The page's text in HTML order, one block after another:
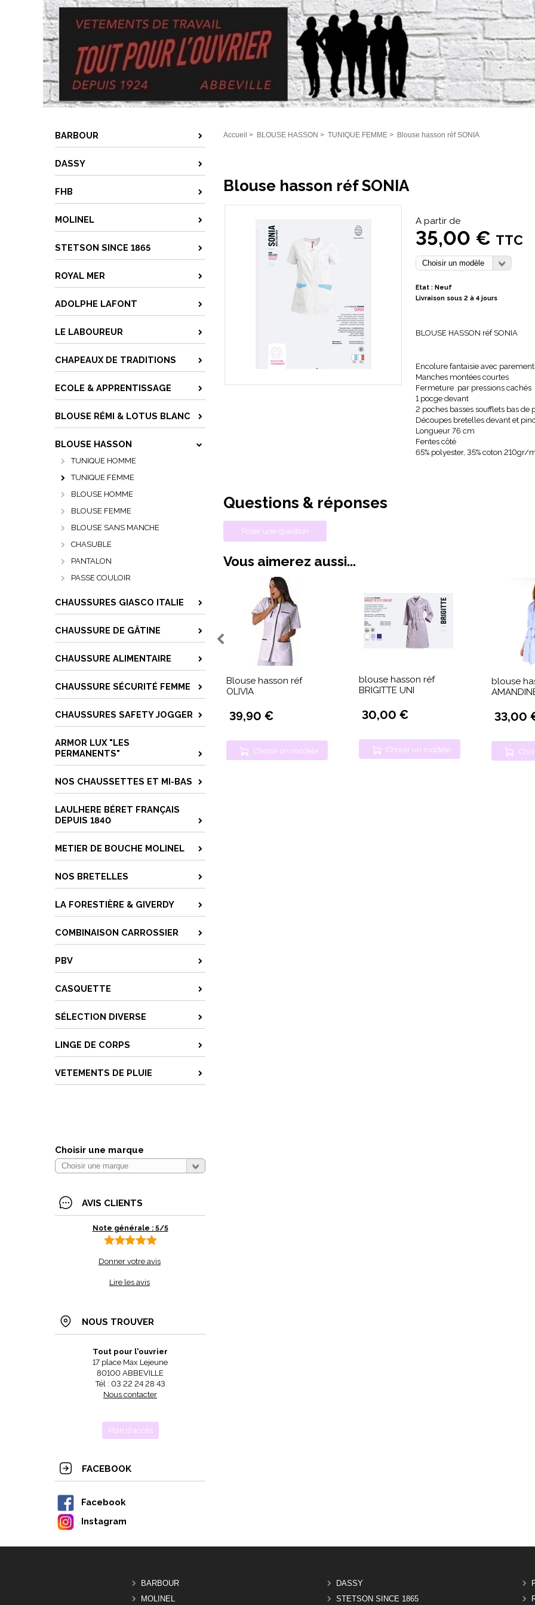
BARBOUR
DASSY
FHB
MOLINEL
STETSON SINCE 1865
ROYAL MER
ADOLPHE LAFONT
LE LABOUREUR
CHAPEAUX DE TRADITIONS
ECOLE & APPRENTISSAGE
BLOUSE RÉMI & LOTUS BLANC
BLOUSE HASSON
TUNIQUE HOMME
TUNIQUE FEMME
BLOUSE HOMME
BLOUSE FEMME
BLOUSE SANS MANCHE
CHASUBLE
PANTALON
PASSE COULOIR
CHAUSSURES GIASCO ITALIE
CHAUSSURE DE GÂTINE
CHAUSSURE ALIMENTAIRE
CHAUSSURE SÉCURITÉ FEMME
CHAUSSURES SAFETY JOGGER
ARMOR LUX "LES
PERMANENTS"
NOS CHAUSSETTES ET MI-BAS
LAULHERE BÉRET FRANÇAIS
DEPUIS 1840
METIER DE BOUCHE MOLINEL
NOS BRETELLES
LA FORESTIÈRE & GIVERDY
COMBINAISON CARROSSIER
PBV
CASQUETTE
SÉLECTION DIVERSE
LINGE DE CORPS
VETEMENTS DE PLUIE
Choisir une marque
AVIS CLIENTS
Note générale : 5/5
Donner votre avis
Lire les avis
NOUS TROUVER
Tout pour l'ouvrier
17 place Max Lejeune
80100 ABBEVILLE
Tél : 03 22 24 28 43
Nous contacter
Plan d'accès
FACEBOOK
Facebook
Instagram
Accueil > BLOUSE HASSON > TUNIQUE FEMME > Blouse hasson réf SONIA
Blouse hasson réf SONIA
A partir de
35,00 € TTC
Etat : Neuf
Livraison sous 2 à 4 jours
BLOUSE HASSON réf SONIA
Encolure fantaisie avec
Manches montées courtes
Fermeture par pressions cachés
1 pocge devant
2 poches basses soufflets bas de
Découpes bretelles devant et
Longueur 76 cm
Fentes côté
65% polyester, 35% coton 210gr/
Questions & réponses
Poser une question
Vous aimerez aussi...
Blouse hasson réf
OLIVIA
39,90 €
Choisir un modèle
blouse hasson réf
BRIGITTE UNI
30,00 €
Choisir un modèle
blouse
33,00
BARBOUR DASSY
MOLINEL
STETSON SINCE 1865